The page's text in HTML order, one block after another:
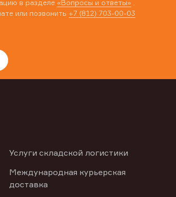
в разделе «Вопросы и ответы»
или позвонить +7 (812) 703-00-03
Услуги складской логистики
Международная курьерская
доставка